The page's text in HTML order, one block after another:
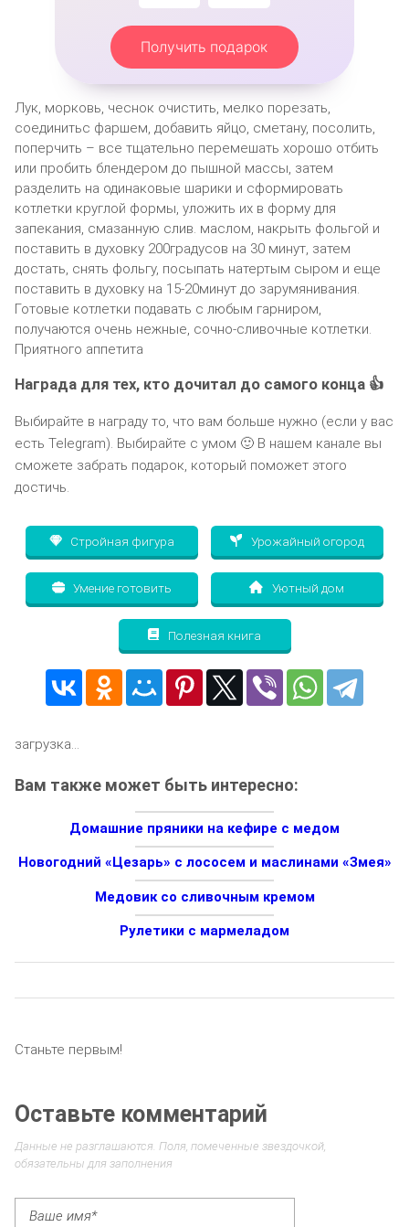
Получить подарок
Лук, морковь, чеснок очистить, мелко порезать,
соединитьс фаршем, добавить яйцо, сметану, посолить,
поперчить – все тщательно перемешать хорошо отбить
или пробить блендером до пышной массы, затем
разделить на одинаковые шарики и сформировать
котлетки круглой формы, уложить их в форму для
запекания, смазанную слив. маслом, накрыть фольгой и
поставить в духовку 200градусов на 30 минут, затем
достать, снять фольгу, посыпать натертым сыром и еще
поставить в духовку на 15-20минут до зарумянивания.
Готовые котлетки подавать с любым гарниром,
получаются очень нежные, сочно-сливочные котлетки.
Приятного аппетита
Награда для тех, кто дочитал до самого конца 👍
Выбирайте в награду то, что вам больше нужно (если у вас
есть Telegram). Выбирайте с умом 🙂 В нашем канале вы
сможете забрать подарок, который поможет этого
достичь.
Стройная фигура Урожайный огород
Умение готовить Уютный дом
Полезная книга
загрузка...
Вам также может быть интересно:
Домашние пряники на кефире с медом
Новогодний «Цезарь» с лососем и маслинами «Змея»
Медовик со сливочным кремом
Рулетики с мармеладом
Станьте первым!
Оставьте комментарий
Данные не разглашаются. Поля, помеченные звездочкой,
обязательны для заполнения